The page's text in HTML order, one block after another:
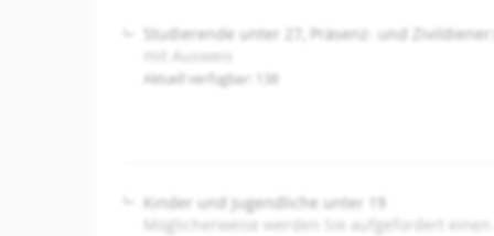
Studierende unter 27, Präsenz- und
mit Ausweis
Aktuell verfügbar: 138
Kinder und Jugendliche unter 19
Möglicherweise werden Sie aufgefordert einen